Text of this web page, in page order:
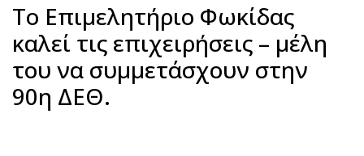
Το Επιμελητήριο Φωκίδας
καλεί τις επιχειρήσεις – μέλη
του να συμμετάσχουν στην
90η ΔΕΘ.